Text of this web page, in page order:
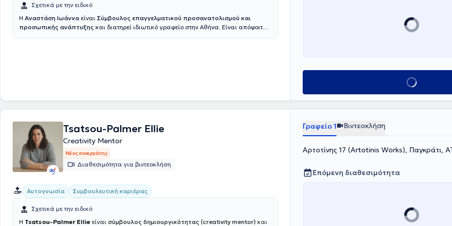
τον επαγγελματικό προσανατολισμό, με σκοπό την υποστήριξη ατόμων να
ανακαλύψουν και να αναπτύξουν το δυναμικό τους στον επαγγελματικό τομέα. Η
30ετής επιτυχημένη επαγγελματική της πορεία στη Διοίκηση επιχειρήσεων και στη
Διαχείριση ανθρώπινου δυναμικού, σε μεγάλες και πολυεθνικές εταιρείες στο κλάδο
ανάπτυξης, προσαρμοσμένες στις ανάγκες των ατόμων και των οικογενειών.
Σχετικά με την ειδικό
H Αναστάση Ιωάννα είναι Σύμβουλος επαγγελματικού προσανατολισμού και
προσωπικής ανάπτυξης και διατηρεί ιδιωτικό γραφείο στην Αθήνα. Είναι απόφοιτη
κατάρτιση, την επικοινωνιακή προσέγγιση και τη στοχευμένη υποστήριξη ατόμων σε
θέματα αυτογνωσίας, λήψης αποφάσεων και επαγγελματικής εξέλιξης.
Κλείσε ραντεβού
Tsatsou-Palmer Ellie
Creativity Mentor
Νέος συνεργάτης
Διαθεσιμότητα για βιντεοκλήση
Αυτογνωσία Συμβουλευτική καριέρας
Σχετικά με την ειδικό
Η Tsatsou-Palmer Ellie είναι σύμβουλος δημιουργικότητας (creativity mentor) και
Γραφείο 1 Βιντεοκλήση
Αρτοτίνης 17 (Artotinis Works), Παγκράτι,
Επόμενη διαθεσιμότητα